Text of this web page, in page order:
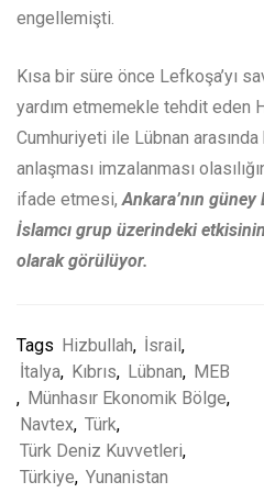
engellemişti.
Kısa bir süre önce Lefkoşa’yı
yardım etmemekle tehdit eden
Cumhuriyeti ile Lübnan arasında
anlaşması imzalanması
ifade etmesi,Ankara’nın güney
İslamcı grup üzerindeki
olarak görülüyor.
Tags Hizbullah, İsrail,
İtalya, Kıbrıs, Lübnan, MEB
, Münhasır Ekonomik Bölge,
Navtex, Türk,
Türk Deniz Kuvvetleri,
Türkiye, Yunanistan